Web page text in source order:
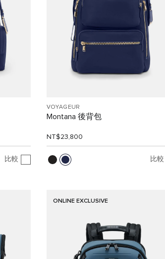
比較
VOYAGEUR
Montana 後背包
NT$23,800
比較
ONLINE EXCLUSIVE